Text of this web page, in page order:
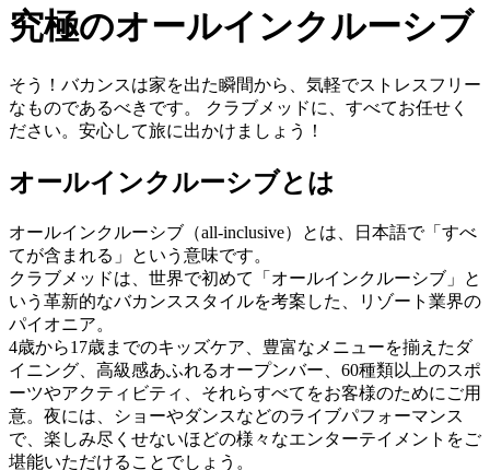
究極のオールインクルーシブ
そう！バカンスは家を出た瞬間から、気軽でストレスフリー
なものであるべきです。 クラブメッドに、すべてお任せく
ださい。安心して旅に出かけましょう！
オールインクルーシブとは
オールインクルーシブ（all-inclusive）とは、日本語で「すべ
てが含まれる」という意味です。
クラブメッドは、世界で初めて「オールインクルーシブ」と
いう革新的なバカンススタイルを考案した、リゾート業界の
パイオニア。
4歳から17歳までのキッズケア、豊富なメニューを揃えたダ
イニング、高級感あふれるオープンバー、60種類以上のスポ
ーツやアクティビティ、それらすべてをお客様のためにご用
意。夜には、ショーやダンスなどのライブパフォーマンス
で、楽しみ尽くせないほどの様々なエンターテイメントをご
堪能いただけることでしょう。